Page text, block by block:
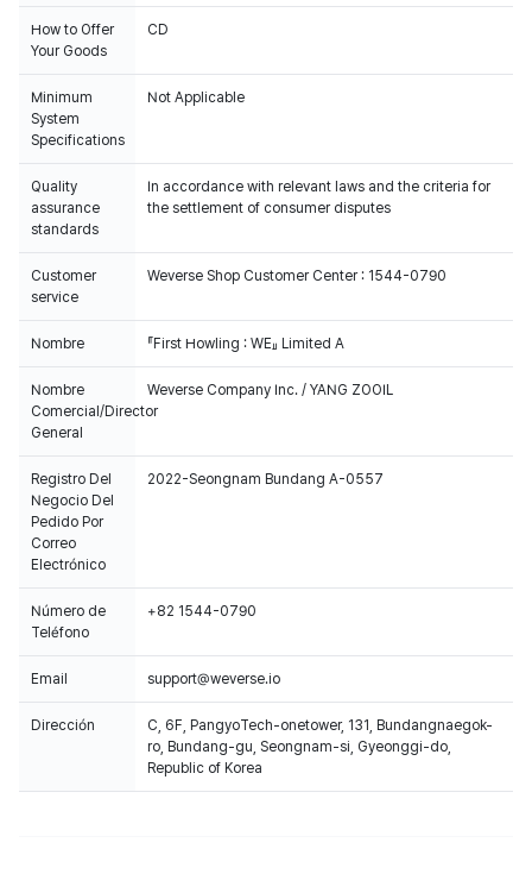
How to Offer
Your Goods
CD
Minimum
System
Specifications
Not Applicable
Quality
assurance
standards
In accordance with relevant laws and the criteria for
the settlement of consumer disputes
Customer
service
Weverse Shop Customer Center : 1544-0790
Nombre 『First Howling : WE』 Limited A
Nombre
Comercial/Director
General
Weverse Company Inc. / YANG ZOOIL
Registro Del
Negocio Del
Pedido Por
Correo
Electrónico
2022-Seongnam Bundang A-0557
Número de
Teléfono
+82 1544-0790
Email support@weverse.io
Dirección
C, 6F, PangyoTech-onetower, 131, Bundangnaegok-
ro, Bundang-gu, Seongnam-si, Gyeonggi-do,
Republic of Korea